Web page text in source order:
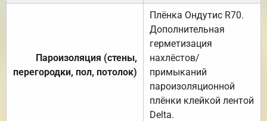
Пароизоляция (стены,
перегородки, пол, потолок)
Плёнка Ондутис R70.
Дополнительная
герметизация
нахлёстов/
примыканий
пароизоляционной
плёнки клейкой лентой
Delta.